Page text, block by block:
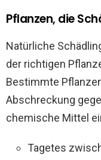
Pflanzen, die
Natürliche
der richtigen
Bestimmte
Abschreckung
chemische Mittel
Tagetes